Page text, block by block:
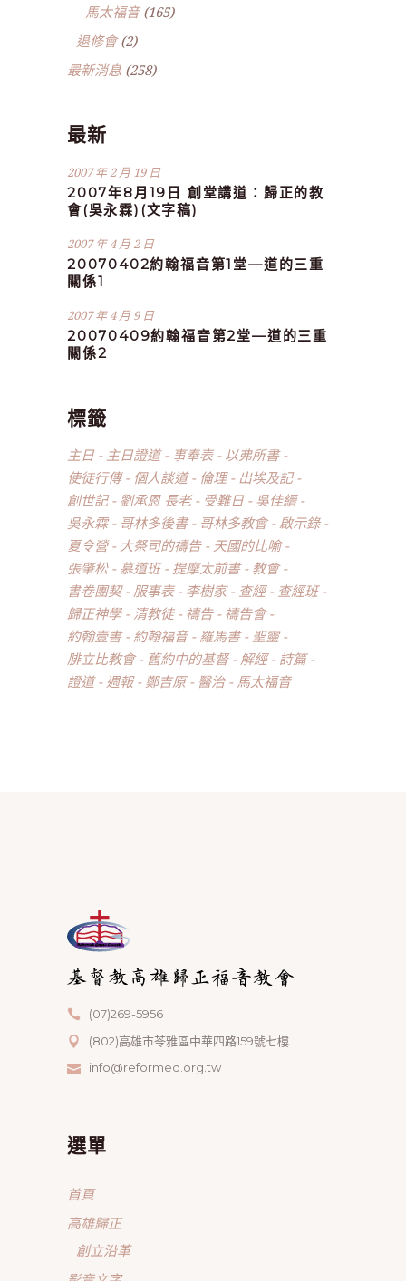
馬太福音(165)
退修會(2)
最新消息 (258)
最新
2007 年 2 月 19 日
2007年8月19日 創堂講道：歸正的教
會(吳永霖)(文字稿)
2007 年 4 月 2 日
20070402約翰福音第1堂—道的三重
關係1
2007 年 4 月 9 日
20070409約翰福音第2堂—道的三重
關係2
標籤
主日 主日證道 事奉表
以弗所書
使徒行傳
個人談道 倫理
出埃及記
創世記
劉承恩 長老 受難日
吳佳縉
吳永霖
哥林多後書 哥林多教會
啟示錄
夏令營
大祭司的禱告
天國的比喻
張肇松
慕道班 提摩太前書
教會
書卷團契
服事表 李樹家 查經
查經班
歸正神學
清教徒 禱告
禱告會
約翰壹書
約翰福音 羅馬書
聖靈
腓立比教會
舊約中的基督 解經
詩篇
證道
週報 鄭吉原 醫治 馬太福音
(07)269-5956
(802)高雄市苓雅區中華四路159號七樓
info@reformed.org.tw
選單
首頁
高雄歸正
創立沿革